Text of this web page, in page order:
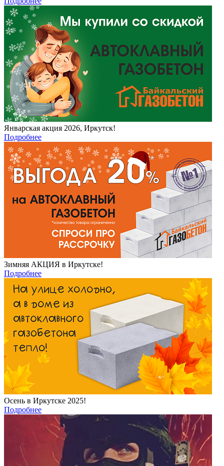
Январская акция 2026, Иркутск!
Подробнее
Зимняя АКЦИЯ в Иркутске!
Подробнее
Осень в Иркутске 2025!
Подробнее